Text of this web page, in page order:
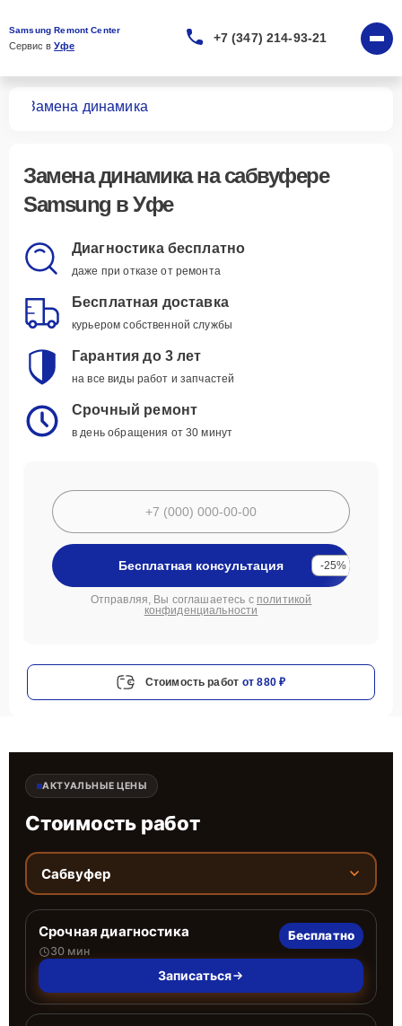
Samsung Remont Center
Сервис в Уфе
+7 (347) 214-93-21
Замена динамика
Замена динамикана сабвуфере
Samsung в Уфе
Диагностика бесплатно
даже при отказе от ремонта
Бесплатная доставка
курьером собственной службы
Гарантия до 3 лет
на все виды работ и запчастей
Срочный ремонт
в день обращения от 30 минут
Бесплатная консультация -25%
Отправляя, Вы соглашаетесь с политикой
конфиденциальности
Стоимость работ от 880 ₽
АКТУАЛЬНЫЕ ЦЕНЫ
Стоимость работ
Сабвуфер
Срочная диагностика
30 мин
Бесплатно
Записаться